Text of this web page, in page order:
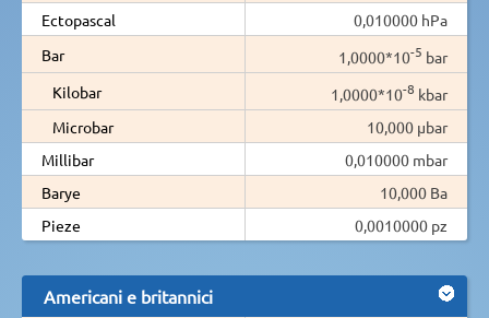
Ectopascal
0,010000 hPa
Bar
1,0000*10-5 bar
Kilobar
1,0000*10-8 kbar
Microbar
10,000 µbar
Millibar
0,010000 mbar
Barye
10,000 Ba
Pieze
0,0010000 pz
Americani e britannici